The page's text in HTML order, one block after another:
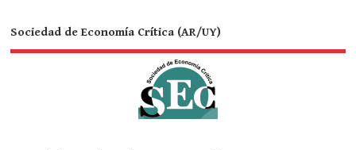
Sociedad de Economía Crítica (AR/UY)